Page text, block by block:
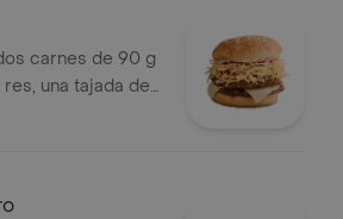
carnes de 90 g
una tajada de
papas